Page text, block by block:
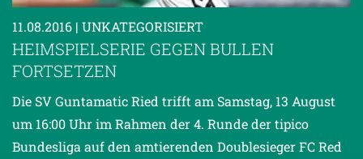
11.08.2016 | UNKATEGORISIERT
HEIMSPIELSERIE GEGEN BULLEN
FORTSETZEN
Die SV Guntamatic Ried trifft am Samstag, 13 August
um 16:00 Uhr im Rahmen der 4. Runde der tipico
Bundesliga auf den amtierenden Doublesieger FC Red